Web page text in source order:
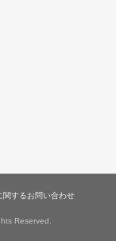
関するお問い合わせ
Reserved.